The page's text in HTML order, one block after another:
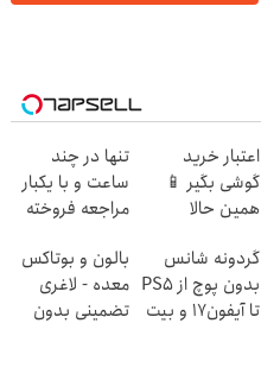
اعتبار خرید
گوشی بگیر 📱
همین حالا
بده 🎯
تنها در چند
ساعت و با یکبار
مراجعه فروخته
گردونه شانس
بدون پوچ از PS5
تا آیفون17 و بیت
بالون و بوتاکس
معده - لاغری
تضمینی بدون